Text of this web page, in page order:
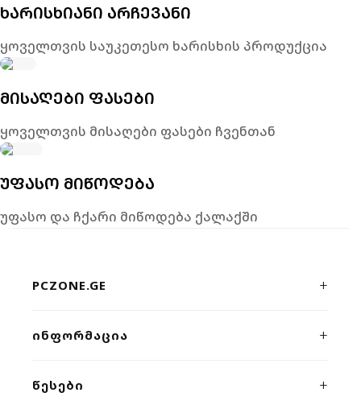
ᲮᲐᲠᲘᲡᲮᲘᲐᲜᲘ ᲐᲠᲩᲔᲕᲐᲜᲘ
ყოველთვის საუკეთესო ხარისხის პროდუქცია
ᲛᲘᲡᲐᲦᲔᲑᲘ ᲤᲐᲡᲔᲑᲘ
ყოველთვის მისაღები ფასები ჩვენთან
ᲣᲤᲐᲡᲝ ᲛᲘᲬᲝᲓᲔᲑᲐ
უფასო და ჩქარი მიწოდება ქალაქში
PCZONE.GE
მოწყობილობების ონლაინ მაღაზია. ხარისხი, სისწრაფე
ᲘᲜᲤᲝᲠᲛᲐᲪᲘᲐ
ᲬᲔᲡᲔᲑᲘ